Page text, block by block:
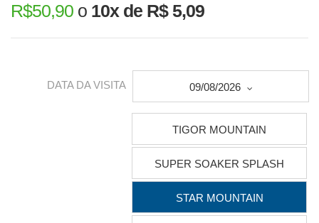
R$50,90 o 10x de R$ 5,09
DATA DA VISITA 09/08/2026
TIGOR MOUNTAIN
SUPER SOAKER SPLASH
STAR MOUNTAIN